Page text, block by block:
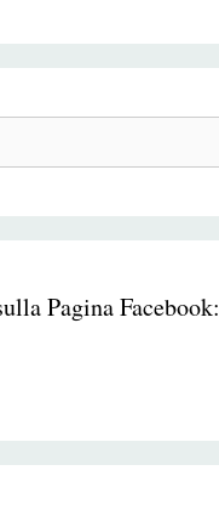
Pagina Facebook: